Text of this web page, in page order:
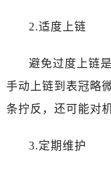
2.适度上链
避免过度上链
手动上链到表冠略
条拧反，还可能对
3.定期维护